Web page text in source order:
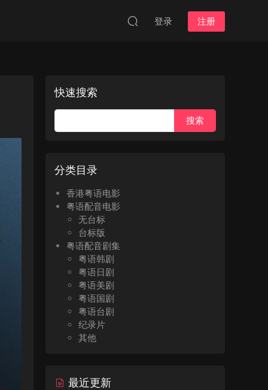
登录 注册
快速搜索
分类目录
香港粤语电影
粤语配音电影
无台标
台标版
粤语配音剧集
粤语韩剧
粤语日剧
粤语美剧
粤语国剧
粤语台剧
纪录片
其他
最近更新